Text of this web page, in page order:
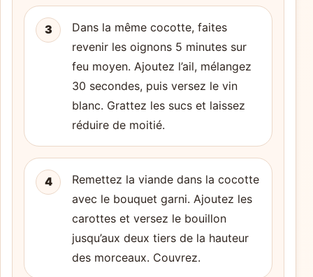
3
Dans la même cocotte, faites
revenir les oignons 5 minutes sur
feu moyen. Ajoutez l’ail, mélangez
30 secondes, puis versez le vin
blanc. Grattez les sucs et laissez
réduire de moitié.
4
Remettez la viande dans la cocotte
avec le bouquet garni. Ajoutez les
carottes et versez le bouillon
jusqu’aux deux tiers de la hauteur
des morceaux. Couvrez.